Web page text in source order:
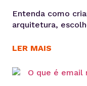
Entenda como
arquitetura,
produção,
escalabilidade.
escolher um
LER MAIS